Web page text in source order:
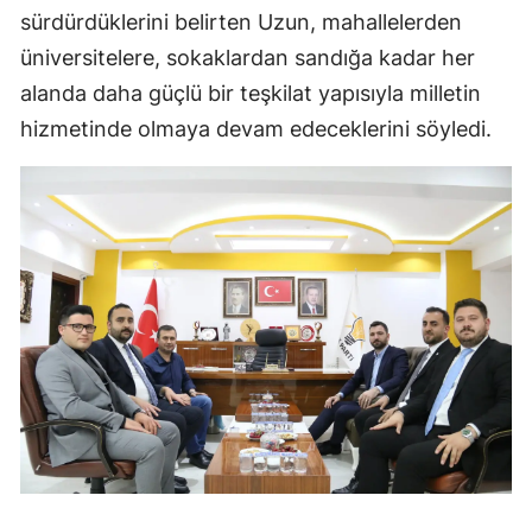
sürdürdüklerini belirten Uzun, mahallelerden
üniversitelere, sokaklardan sandığa kadar her
alanda daha güçlü bir teşkilat yapısıyla milletin
hizmetinde olmaya devam edeceklerini söyledi.